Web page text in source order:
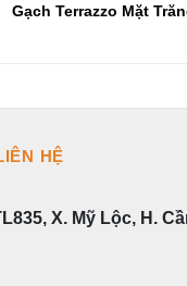
Gạch Terrazzo Mặt
HỆ
X. Mỹ Lộc, H.